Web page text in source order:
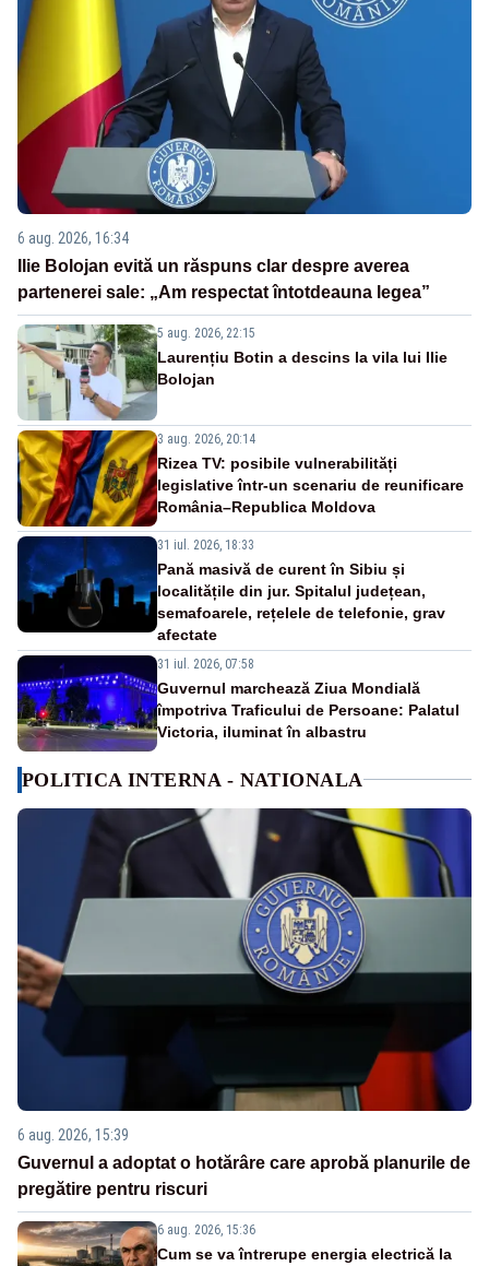
6 aug. 2026, 16:34
Ilie Bolojan evită un răspuns clar despre averea
partenerei sale: „Am respectat întotdeauna legea”
5 aug. 2026, 22:15
Laurențiu Botin a descins la vila lui Ilie
Bolojan
3 aug. 2026, 20:14
Rizea TV: posibile vulnerabilități
legislative într-un scenariu de reunificare
România–Republica Moldova
31 iul. 2026, 18:33
Pană masivă de curent în Sibiu și
localitățile din jur. Spitalul județean,
semafoarele, rețelele de telefonie, grav
afectate
31 iul. 2026, 07:58
Guvernul marchează Ziua Mondială
împotriva Traficului de Persoane: Palatul
Victoria, iluminat în albastru
POLITICA INTERNA - NATIONALA
6 aug. 2026, 15:39
Guvernul a adoptat o hotărâre care aprobă planurile de
pregătire pentru riscuri
6 aug. 2026, 15:36
Cum se va întrerupe energia electrică la